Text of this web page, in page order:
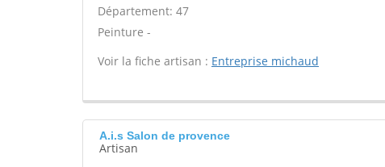
Département: 47
Peinture -
Voir la fiche artisan : Entreprise michaud
A.i.s Salon de provence
Artisan